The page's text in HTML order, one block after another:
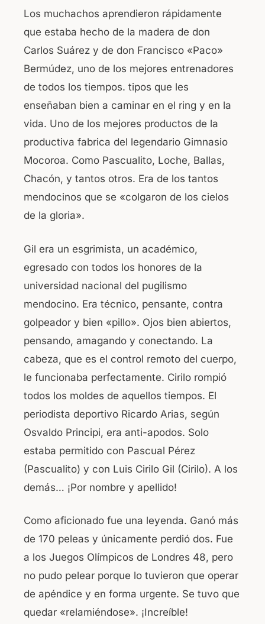
Los muchachos aprendieron rápidamente
que estaba hecho de la madera de don
Carlos Suárez y de don Francisco «Paco»
Bermúdez, uno de los mejores entrenadores
de todos los tiempos. tipos que les
enseñaban bien a caminar en el ring y en la
vida. Uno de los mejores productos de la
productiva fabrica del legendario Gimnasio
Mocoroa. Como Pascualito, Loche, Ballas,
Chacón, y tantos otros. Era de los tantos
mendocinos que se «colgaron de los cielos
de la gloria».
Gil era un esgrimista, un académico,
egresado con todos los honores de la
universidad nacional del pugilismo
mendocino. Era técnico, pensante, contra
golpeador y bien «pillo». Ojos bien abiertos,
pensando, amagando y conectando. La
cabeza, que es el control remoto del cuerpo,
le funcionaba perfectamente. Cirilo rompió
todos los moldes de aquellos tiempos. El
periodista deportivo Ricardo Arias, según
Osvaldo Principi, era anti-apodos. Solo
estaba permitido con Pascual Pérez
(Pascualito) y con Luis Cirilo Gil (Cirilo). A los
demás… ¡Por nombre y apellido!
Como aficionado fue una leyenda. Ganó más
de 170 peleas y únicamente perdió dos. Fue
a los Juegos Olímpicos de Londres 48, pero
no pudo pelear porque lo tuvieron que operar
de apéndice y en forma urgente. Se tuvo que
quedar «relamiéndose». ¡Increíble!